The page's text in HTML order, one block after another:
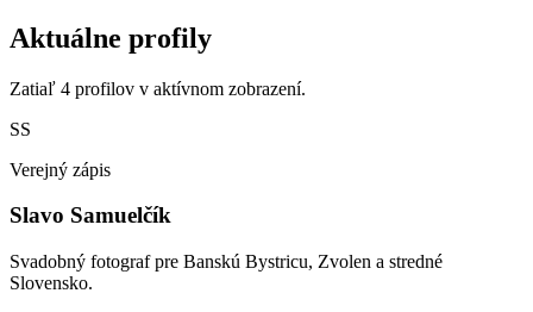
Aktuálne profily
Zatiaľ 4 profilov v aktívnom zobrazení.
SS
Verejný zápis
Slavo Samuelčík
Svadobný fotograf pre Banskú Bystricu, Zvolen a stredné
Slovensko.